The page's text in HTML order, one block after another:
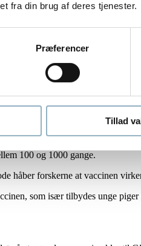
fra din brug af deres tjenester.
Præferencer
Tillad
vacciner.
da de testede og udviklede
mus, der havde fået vaccinen
tilsendt. For resultatet var en
have den samme effekt. Vi
100 og 1000 gange.
håber forskerne at vaccinen
som især tilbydes unge